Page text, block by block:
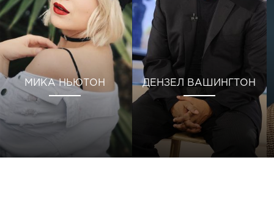
МИКА НЬЮТОН ДЕНЗЕЛ ВАШИНГТОН